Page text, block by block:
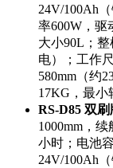
24V/100Ah
率600W，驱
大小90L；整
电）；工作
580mm（约
17KG，最小
RS-D85 双刷
1000mm，
小时；电池
24V/100Ah